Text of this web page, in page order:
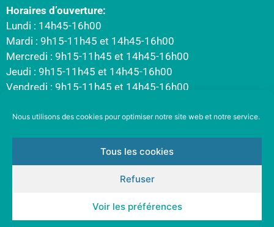
Nous utilisons des cookies pour optimiser notre site web et notre service.
Tous les cookies
Refuser
Voir les préférences
Horaires d’ouverture:
Lundi : 14h45-16h00
Mardi : 9h15-11h45 et 14h45-16h00
Mercredi : 9h15-11h45 et 14h45-16h00
Jeudi : 9h15-11h45 et 14h45-16h00
Vendredi : 9h15-11h45 et 14h45-16h00